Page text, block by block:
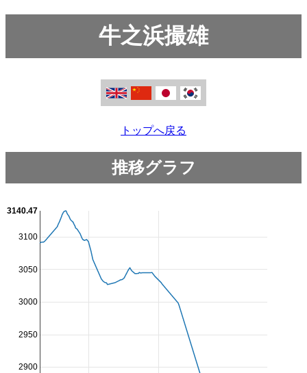
牛之浜撮雄
トップへ戻る
推移グラフ
2900
2950
3000
3050
3100
3140.47